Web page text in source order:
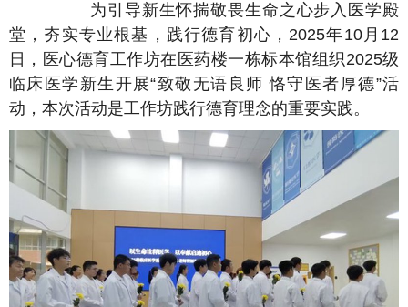
为引导新生怀揣敬畏生命之心步入医学殿
堂，夯实专业根基，践行德育初心，2025年10月12
日，医心德育工作坊在医药楼一栋标本馆组织2025级
临床医学新生开展“致敬无语良师 恪守医者厚德”活
动，本次活动是工作坊践行德育理念的重要实践。